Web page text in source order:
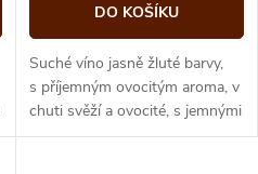
DO KOŠÍKU
Suché víno jasně žluté barvy,
s příjemným ovocitým aroma, v
chuti svěží a ovocité, s jemnými
náznaky citrusových plodů a